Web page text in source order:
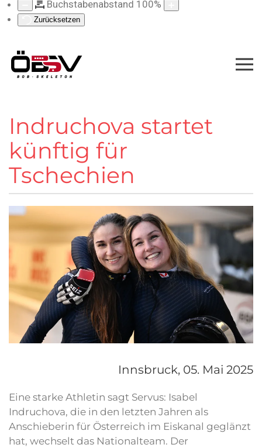
Buchstabenabstand 100%
Zurücksetzen
Indruchova startet
künftig für
Tschechien
Innsbruck, 05. Mai 2025
Eine starke Athletin sagt Servus: Isabel
Indruchova, die in den letzten Jahren als
Anschieberin für Österreich im Eiskanal geglänzt
hat, wechselt das Nationalteam. Der